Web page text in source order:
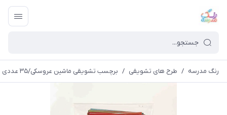
رنگ مدرسه / طرح های تشویقی / برچسب تشویقی ماشین عروسکی/۳۵ عددی برش خورده